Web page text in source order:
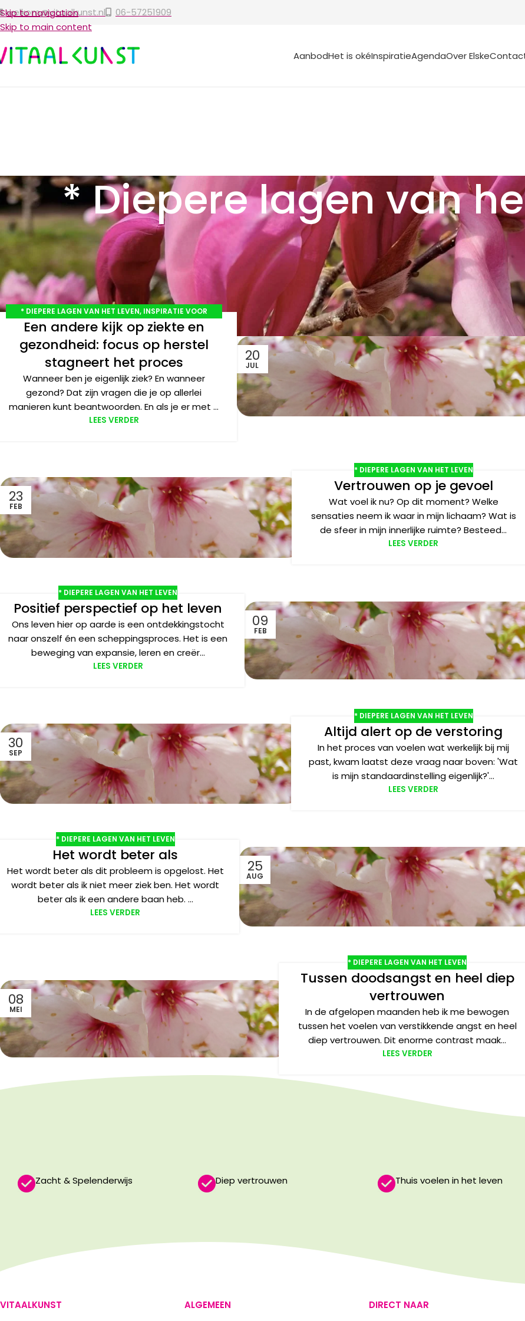
Skip to navigation
Skip to main content
welkom@vitaalkunst.nl 06-57251909
AanbodHet is okéInspiratieAgendaOver Elske
* Diepere lagen van
20
JUL
* DIEPERE LAGEN VAN HET LEVEN, INSPIRATIE VOOR
LIEFDEVOL LEVEN
Een andere kijk op ziekte en
gezondheid: focus op herstel
stagneert het proces
Wanneer ben je eigenlijk ziek? En wanneer
gezond? Dat zijn vragen die je op allerlei
manieren kunt beantwoorden. En als je er met ...
LEES VERDER
23
FEB
* DIEPERE LAGEN VAN HET LEVEN
Vertrouwen op je gevoel
Wat voel ik nu? Op dit moment? Welke
sensaties neem ik waar in mijn lichaam? Wat is
de sfeer in mijn innerlijke ruimte? Besteed...
LEES VERDER
09
FEB
* DIEPERE LAGEN VAN HET LEVEN
Positief perspectief op het leven
Ons leven hier op aarde is een ontdekkingstocht
naar onszelf én een scheppingsproces. Het is een
beweging van expansie, leren en creër...
LEES VERDER
30
SEP
* DIEPERE LAGEN VAN HET LEVEN
Altijd alert op de verstoring
In het proces van voelen wat werkelijk bij mij
past, kwam laatst deze vraag naar boven: 'Wat
is mijn standaardinstelling eigenlijk?'...
LEES VERDER
25
AUG
* DIEPERE LAGEN VAN HET LEVEN
Het wordt beter als
Het wordt beter als dit probleem is opgelost. Het
wordt beter als ik niet meer ziek ben. Het wordt
beter als ik een andere baan heb. ...
LEES VERDER
08
MEI
* DIEPERE LAGEN VAN HET LEVEN
Tussen doodsangst en heel diep
vertrouwen
In de afgelopen maanden heb ik me bewogen
tussen het voelen van verstikkende angst en heel
diep vertrouwen. Dit enorme contrast maak...
LEES VERDER
Zacht & Spelenderwijs Diep vertrouwen Thuis voelen in het leven
VITAALKUNST ALGEMEEN DIRECT NAAR